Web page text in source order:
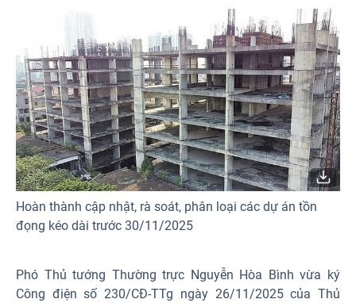
Hoàn thành cập nhật, rà soát, phân loại các dự án tồn
đọng kéo dài trước 30/11/2025
Phó Thủ tướng Thường trực Nguyễn Hòa Bình vừa ký
Công điện số 230/CĐ-TTg ngày 26/11/2025 của Thủ